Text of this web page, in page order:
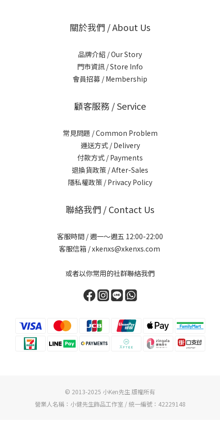
關於我們 / About Us
品牌介紹 / Our Story
門市資訊 / Store Info
會員招募 / Membership
顧客服務 / Service
常見問題 / Common Problem
運送方式 / Delivery
付款方式 / Payments
退換貨政策 / After-Sales
隱私權政策 / Privacy Policy
聯絡我們 / Contact Us
客服時間 / 週一～週五 12:00-22:00
客服信箱 / xkenxs@xkenxs.com
或者以你常用的社群聯絡我們
© 2013-2025 小Ken先生 版權所有
營業人名稱：小健先生飾品工作室 / 統一編號：42229148